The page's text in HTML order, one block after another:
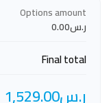
Options amount
ر.س0.00
Final total
ر.س1,529.00